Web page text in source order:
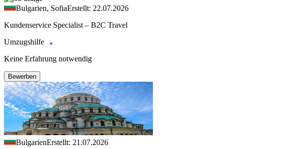
Bulgarien, SofiaErstellt: 22.07.2026
Kundenservice Specialist – B2C Travel
Umzugshilfe
Keine Erfahrung notwendig
Bewerben
BulgarienErstellt: 21.07.2026